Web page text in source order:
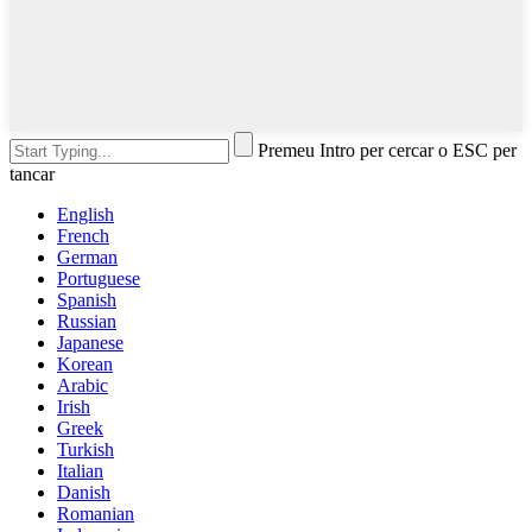
Premeu Intro per cercar o ESC per
tancar
English
French
German
Portuguese
Spanish
Russian
Japanese
Korean
Arabic
Irish
Greek
Turkish
Italian
Danish
Romanian